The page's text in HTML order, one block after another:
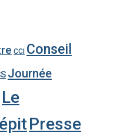
CCI Conseil
Journée
Le
Presse